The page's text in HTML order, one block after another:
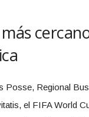
Posse, Regional
el FIFA World